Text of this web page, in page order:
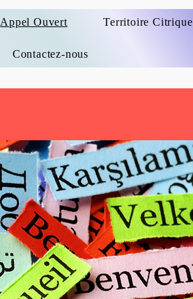
Appel Ouvert Territoire Citrique
Contactez-nous